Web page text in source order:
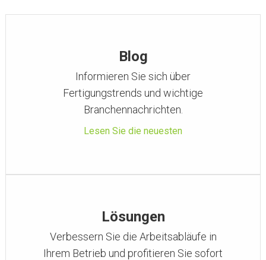
Blog
Informieren Sie sich über
Fertigungstrends und wichtige
Branchennachrichten.
Lesen Sie die neuesten
Lösungen
Verbessern Sie die Arbeitsabläufe in
Ihrem Betrieb und profitieren Sie sofort